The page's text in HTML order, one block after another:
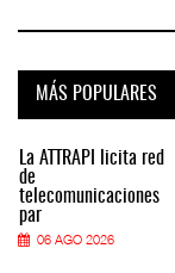
MÁS POPULARES
La ATTRAPI licita red
de
telecomunicaciones
par
06 AGO 2026